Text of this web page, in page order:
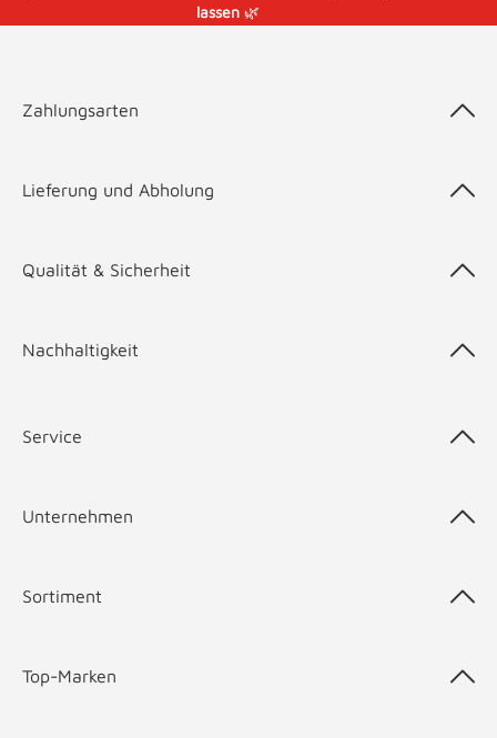
lassen🌿
Zahlungsarten
Lieferung und Abholung
Qualität & Sicherheit
Nachhaltigkeit
Service
Unternehmen
Sortiment
Top-Marken